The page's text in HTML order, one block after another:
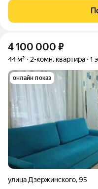
очень теплая! Сделан
соседи. В квартире
4 100 000 ₽
44 м² 2-комн. квартира 1
онлайн показ
улица Дзержинского,95